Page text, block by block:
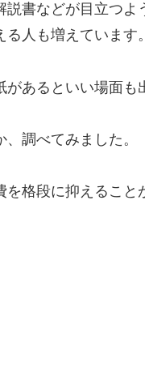
書などが目立つ
人も増えています。
あるといい場面も
調べてみました。
格段に抑えること